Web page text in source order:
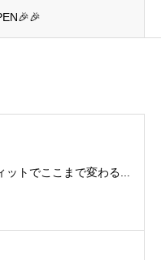
ットでここまで変わる...